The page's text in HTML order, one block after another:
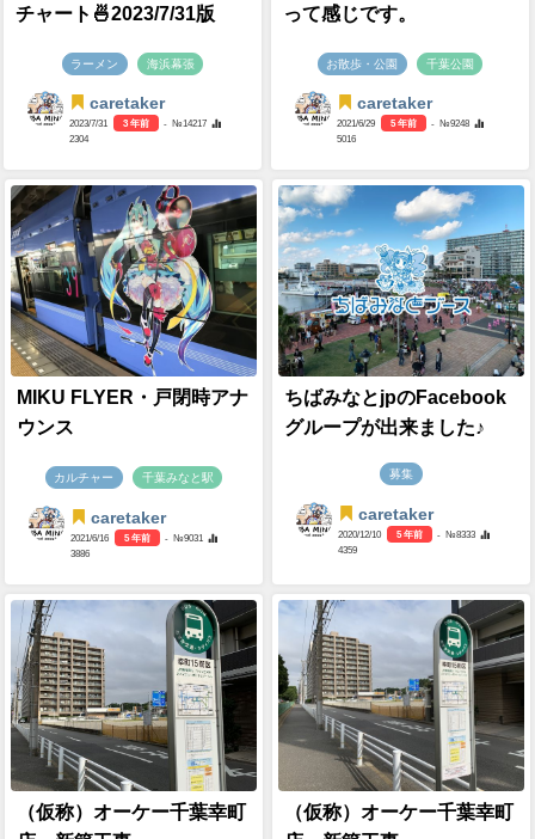
チャート🍜2023/7/31版
ラーメン 海浜幕張
caretaker
2023/7/31 3 年前
- №14217
2304
って感じです。
お散歩・公園 千葉公園
caretaker
2021/6/29 5 年前
- №9248
5016
MIKU FLYER・戸閉時アナ
ウンス
カルチャー 千葉みなと駅
caretaker
2021/6/16 5 年前
- №9031
3886
ちばみなとjpのFacebook
グループが出来ました♪
募集
caretaker
2020/12/10 5 年前
- №8333
4359
（仮称）オーケー千葉幸町
（仮称）オーケー千葉幸町